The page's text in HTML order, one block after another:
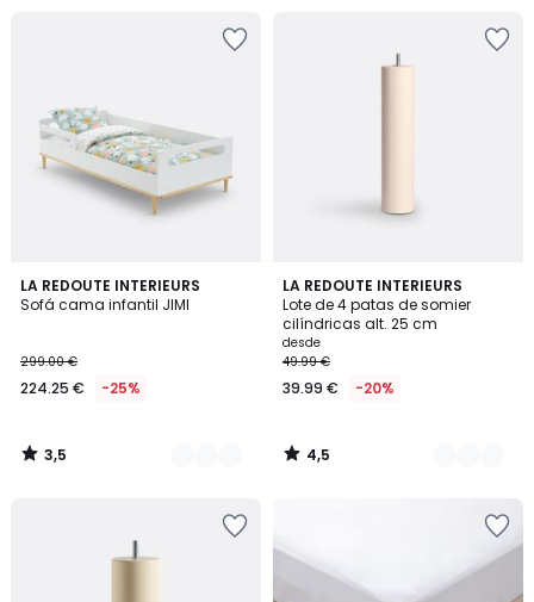
LA REDOUTE INTERIEURS
Sofá cama infantil JIMI
299.00 €
224.25 € -25%
3,5
/ 5
2
Colores
3,5
/
LA REDOUTE INTERIEURS
Lote de 4 patas de somier
cilíndricas alt. 25 cm
desde
49.99 €
39.99 € -20%
4,5
/ 5
3
Colores
4,5
/